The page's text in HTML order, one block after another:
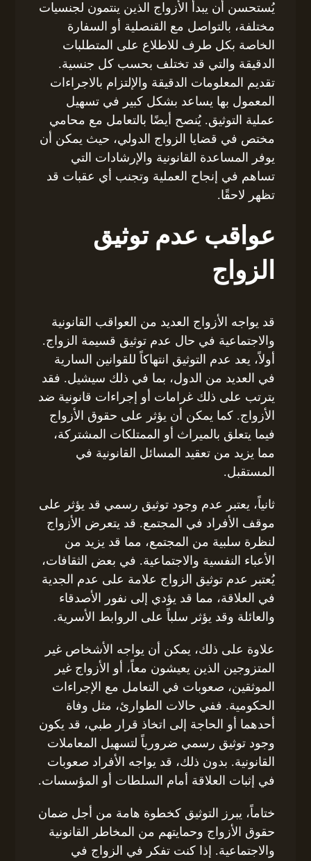
يُستحسن أن يبدأ الأزواج الذين ينتمون لجنسيات
مختلفة، بالتواصل مع القنصلية أو السفارة
الخاصة بكل طرف للاطلاع على المتطلبات
الدقيقة والتي قد تختلف بحسب كل جنسية.
تقديم المعلومات الدقيقة والإلتزام بالاجراءات
المعمول بها يساعد بشكل كبير في تسهيل
عملية التوثيق. يُنصح أيضًا بالتعامل مع محامي
مختص في قضايا الزواج الدولي، حيث يمكن أن
يوفر المساعدة القانونية والإرشادات التي
تساهم في إنجاح العملية وتجنب أي عقبات قد
تظهر لاحقًا.
عواقب عدم توثيق
الزواج
قد يواجه الأزواج العديد من العواقب القانونية
والاجتماعية في حال عدم توثيق قسيمة الزواج.
أولاً، يعد عدم التوثيق انتهاكاً للقوانين السارية
في العديد من الدول، بما في ذلك سيشيل. فقد
يترتب على ذلك غرامات أو إجراءات قانونية ضد
الأزواج. كما يمكن أن يؤثر على حقوق الأزواج
فيما يتعلق بالميراث أو الممتلكات المشتركة،
مما يزيد من تعقيد المسائل القانونية في
المستقبل.
ثانياً، يعتبر عدم وجود توثيق رسمي قد يؤثر على
موقف الأفراد في المجتمع. قد يتعرض الأزواج
لنظرة سلبية من المجتمع، مما قد يزيد من
الأعباء النفسية والاجتماعية. في بعض الثقافات،
يُعتبر عدم توثيق الزواج علامة على عدم الجدية
في العلاقة، مما قد يؤدي إلى نفور الأصدقاء
والعائلة وقد يؤثر سلباً على الروابط الأسرية.
علاوة على ذلك، يمكن أن يواجه الأشخاص غير
المتزوجين الذين يعيشون معاً، أو الأزواج غير
الموثقين، صعوبات في التعامل مع الإجراءات
الحكومية. ففي حالات الطوارئ، مثل وفاة
أحدهما أو الحاجة إلى اتخاذ قرار طبي، قد يكون
وجود توثيق رسمي ضرورياً لتسهيل المعاملات
القانونية. بدون ذلك، قد يواجه الأفراد صعوبات
في إثبات العلاقة أمام السلطات أو المؤسسات.
ختاماً، يبرز التوثيق كخطوة هامة من أجل ضمان
حقوق الأزواج وحمايتهم من المخاطر القانونية
والاجتماعية. إذا كنت تفكر في الزواج في